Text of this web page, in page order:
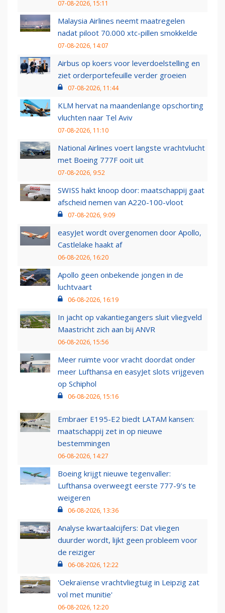
07-08-2026, 15:11
Malaysia Airlines neemt maatregelen
nadat piloot 70.000 xtc-pillen smokkelde
07-08-2026, 14:07
Airbus op koers voor leverdoelstelling en
ziet orderportefeuille verder groeien
07-08-2026, 11:44
KLM hervat na maandenlange opschorting
vluchten naar Tel Aviv
07-08-2026, 11:10
National Airlines voert langste vrachtvlucht
met Boeing 777F ooit uit
07-08-2026, 9:52
SWISS hakt knoop door: maatschappij gaat
afscheid nemen van A220-100-vloot
07-08-2026, 9:09
easyJet wordt overgenomen door Apollo,
Castlelake haakt af
06-08-2026, 16:20
Apollo geen onbekende jongen in de
luchtvaart
06-08-2026, 16:19
In jacht op vakantiegangers sluit vliegveld
Maastricht zich aan bij ANVR
06-08-2026, 15:56
Meer ruimte voor vracht doordat onder
meer Lufthansa en easyJet slots vrijgeven
op Schiphol
06-08-2026, 15:16
Embraer E195-E2 biedt LATAM kansen:
maatschappij zet in op nieuwe
bestemmingen
06-08-2026, 14:27
Boeing krijgt nieuwe tegenvaller:
Lufthansa overweegt eerste 777-9’s te
weigeren
06-08-2026, 13:36
Analyse kwartaalcijfers: Dat vliegen
duurder wordt, lijkt geen probleem voor
de reiziger
06-08-2026, 12:22
'Oekraïense vrachtvliegtuig in Leipzig zat
vol met munitie'
06-08-2026, 12:20